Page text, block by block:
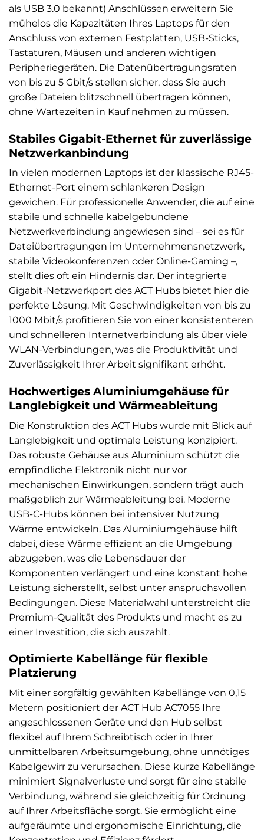
als USB 3.0 bekannt) Anschlüssen erweitern Sie
mühelos die Kapazitäten Ihres Laptops für den
Anschluss von externen Festplatten, USB-Sticks,
Tastaturen, Mäusen und anderen wichtigen
Peripheriegeräten. Die Datenübertragungsraten
von bis zu 5 Gbit/s stellen sicher, dass Sie auch
große Dateien blitzschnell übertragen können,
ohne Wartezeiten in Kauf nehmen zu müssen.
Stabiles Gigabit-Ethernet für zuverlässige
Netzwerkanbindung
In vielen modernen Laptops ist der klassische RJ45-
Ethernet-Port einem schlankeren Design
gewichen. Für professionelle Anwender, die auf eine
stabile und schnelle kabelgebundene
Netzwerkverbindung angewiesen sind – sei es für
Dateiübertragungen im Unternehmensnetzwerk,
stabile Videokonferenzen oder Online-Gaming –,
stellt dies oft ein Hindernis dar. Der integrierte
Gigabit-Netzwerkport des ACT Hubs bietet hier die
perfekte Lösung. Mit Geschwindigkeiten von bis zu
1000 Mbit/s profitieren Sie von einer konsistenteren
und schnelleren Internetverbindung als über viele
WLAN-Verbindungen, was die Produktivität und
Zuverlässigkeit Ihrer Arbeit signifikant erhöht.
Hochwertiges Aluminiumgehäuse für
Langlebigkeit und Wärmeableitung
Die Konstruktion des ACT Hubs wurde mit Blick auf
Langlebigkeit und optimale Leistung konzipiert.
Das robuste Gehäuse aus Aluminium schützt die
empfindliche Elektronik nicht nur vor
mechanischen Einwirkungen, sondern trägt auch
maßgeblich zur Wärmeableitung bei. Moderne
USB-C-Hubs können bei intensiver Nutzung
Wärme entwickeln. Das Aluminiumgehäuse hilft
dabei, diese Wärme effizient an die Umgebung
abzugeben, was die Lebensdauer der
Komponenten verlängert und eine konstant hohe
Leistung sicherstellt, selbst unter anspruchsvollen
Bedingungen. Diese Materialwahl unterstreicht die
Premium-Qualität des Produkts und macht es zu
einer Investition, die sich auszahlt.
Optimierte Kabellänge für flexible
Platzierung
Mit einer sorgfältig gewählten Kabellänge von 0,15
Metern positioniert der ACT Hub AC7055 Ihre
angeschlossenen Geräte und den Hub selbst
flexibel auf Ihrem Schreibtisch oder in Ihrer
unmittelbaren Arbeitsumgebung, ohne unnötiges
Kabelgewirr zu verursachen. Diese kurze Kabellänge
minimiert Signalverluste und sorgt für eine stabile
Verbindung, während sie gleichzeitig für Ordnung
auf Ihrer Arbeitsfläche sorgt. Sie ermöglicht eine
aufgeräumte und ergonomische Einrichtung, die